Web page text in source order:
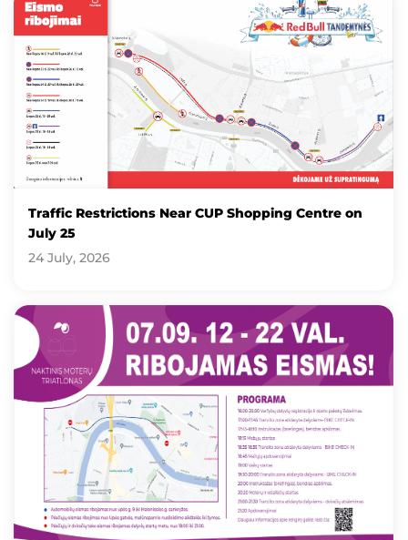
Traffic Restrictions Near CUP Shopping Centre on
July 25
24 July, 2026